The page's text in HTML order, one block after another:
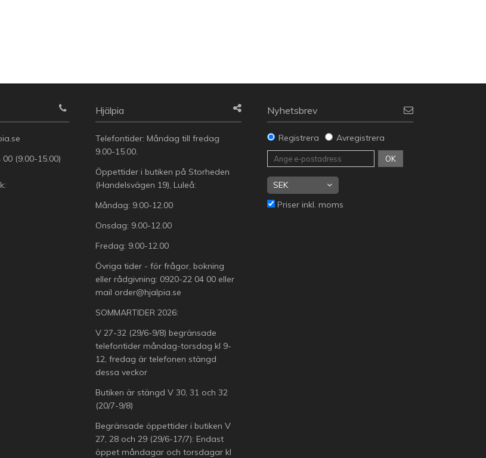
00 (9.00-15.00)
Hjälpia
Telefontider: Måndag till fredag
9.00-15.00.
Öppettider i butiken på Storheden
(Handelsvägen 19), Luleå:
Måndag: 9.00-12.00
Onsdag: 9.00-12.00
Fredag: 9.00-12.00
Övriga tider - för frågor, bokning
eller rådgivning: 0920-22 04 00eller
mail order@hjalpia.se
SOMMARTIDER 2026:
V 27-32 (29/6-9/8) begränsade
telefontider måndag-torsdag kl 9-
12, fredag är telefonen stängd
dessa veckor
Butiken är stängd V 30, 31 och 32
(20/7-9/8)
Begränsade öppettider i butiken V
27, 28 och 29 (29/6-17/7): Endast
öppet måndagar och torsdagar kl
Nyhetsbrev
Registrera Avregistrera
OK
Priser inkl. moms